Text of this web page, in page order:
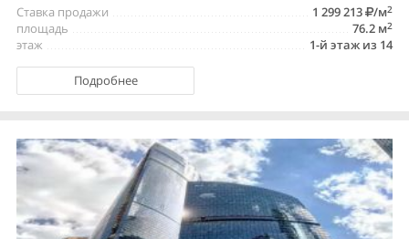
1 299 213
/м2
Ставка продажи
76.2 м2
площадь
1-й этаж из 14
этаж
Подробнее